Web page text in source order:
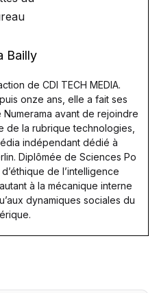
Bailly
de CDI TECH MEDIA.
onze ans, elle a fait ses
avant de rejoindre
de la rubrique technologies,
indépendant dédié à
Diplômée de Sciences Po
de l’intelligence
à la mécanique interne
dynamiques sociales du